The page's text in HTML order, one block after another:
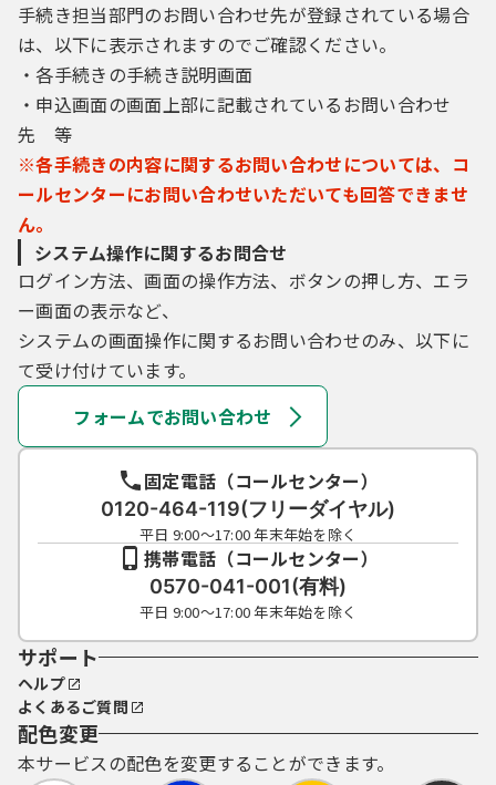
手続き担当部門のお問い合わせ先が登録されている場合
は、以下に表示されますのでご確認ください。
・各手続きの手続き説明画面
・申込画面の画面上部に記載されているお問い合わせ
先 等
※各手続きの内容に関するお問い合わせについては、コ
ールセンターにお問い合わせいただいても回答できませ
ん。
システム操作に関するお問合せ
ログイン方法、画面の操作方法、ボタンの押し方、エラ
ー画面の表示など、
システムの画面操作に関するお問い合わせのみ、以下に
て受け付けています。
フォームでお問い合わせ
固定電話（コールセンター）
0120-464-119(フリーダイヤル)
平日 9:00～17:00 年末年始を除く
携帯電話（コールセンター）
0570-041-001(有料)
平日 9:00～17:00 年末年始を除く
サポート
ヘルプ
よくあるご質問
配色変更
本サービスの配色を変更することができます。